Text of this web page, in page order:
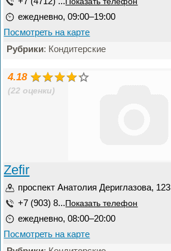
ежедневно, 09:00–19:00
Посмотреть на карте
Рубрики: Кондитерские
4.18
(22 оценки)
Zefir
проспект Анатолия Дериглазова, 123
+7 (903) 8... Показать телефон
ежедневно, 08:00–20:00
Посмотреть на карте